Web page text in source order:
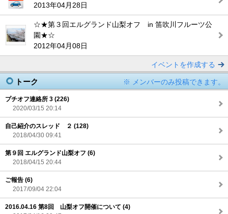
2013年04月28日
☆★第３回エルグランド山梨オフ in 笛吹川フルーツ公
園★☆
2012年04月08日
イベントを作成する
※ メンバーのみ投稿できます。
トーク
プチオフ連絡所 3 (226)
2020/03/15 20:14
自己紹介のスレッド ２ (128)
2018/04/30 09:41
第９回 エルグランド山梨オフ (6)
2018/04/15 20:44
ご報告 (6)
2017/09/04 22:04
2016.04.16 第8回 山梨オフ開催について (4)